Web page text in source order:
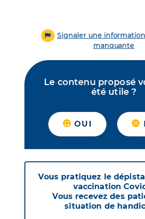
Signaler une
manquante
Le contenu proposé
été utile ?
OUI
Vous pratiquez le
vaccination
Vous recevez des
situation de